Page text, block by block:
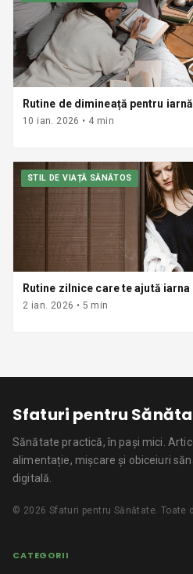
Rutine de dimineață pentru iarnă
10 ian. 2026 • 4 min
STIL DE VIAȚĂ SĂNĂTOS
Rutine zilnice care te ajută iarna
2 ian. 2026 • 5 min
Sfaturi pentru
Sănătate practică, în pași mici.
alimentație, mișcare și obiceiuri
digitală.
© 2026 Sfaturi pentru Sănătate .
CATEGORII